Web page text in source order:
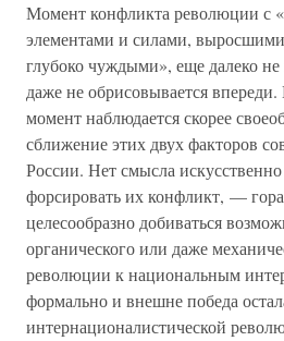
Момент конфликта революции с
элементами и силами,
глубоко чуждыми», еще далеко не
даже не обрисовывается
момент наблюдается скорее
сближение этих двух факторов
России. Нет смысла
форсировать их конфликт, —
целесообразно добиваться
органического или даже
революции к национальным
формально и внешне победа
интернационалистической